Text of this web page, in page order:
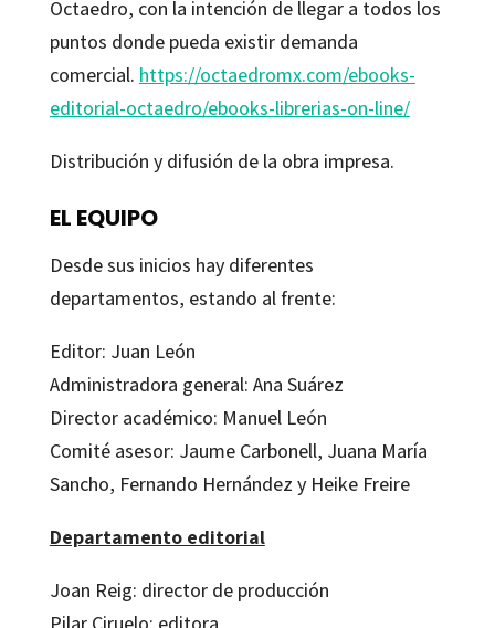
Octaedro, con la intención de llegar a todos los
puntos donde pueda existir demanda
comercial. https://octaedromx.com/ebooks-
editorial-octaedro/ebooks-librerias-on-line/
Distribución y difusión de la obra impresa.
EL EQUIPO
Desde sus inicios hay diferentes
departamentos, estando al frente:
Editor: Juan León
Administradora general: Ana Suárez
Director académico: Manuel León
Comité asesor: Jaume Carbonell, Juana María
Sancho, Fernando Hernández y Heike Freire
Departamento editorial
Joan Reig: director de producción